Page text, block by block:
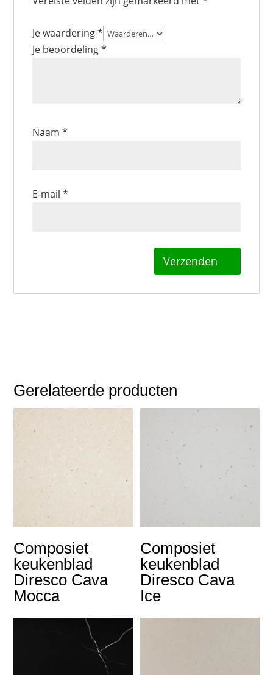
Je waardering*
Je beoordeling*
Naam*
E-mail*
Gerelateerde producten
Composiet
keukenblad
Diresco Cava
Mocca
Composiet
keukenblad
Diresco Cava
Ice